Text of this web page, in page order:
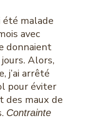
été malade
avec
donnaient
Alors,
j’ai arrêté
pour éviter
des maux de
Contrainte